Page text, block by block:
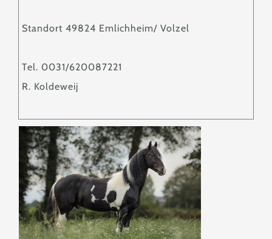
Standort 49824 Emlichheim/ Volzel
Tel. 0031/620087221
R. Koldeweij